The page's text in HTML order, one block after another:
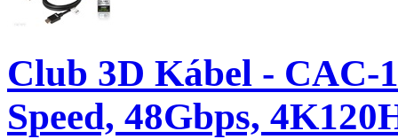
Club 3D Kábel -
Speed, 48Gbps,